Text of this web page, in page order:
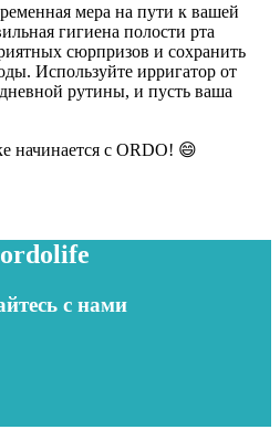
мера на пути к вашей
гигиена полости рта
сюрпризов и сохранить
Используйте ирригатор от
рутины, и пусть ваша
начинается с ORDO! 😄
с нами